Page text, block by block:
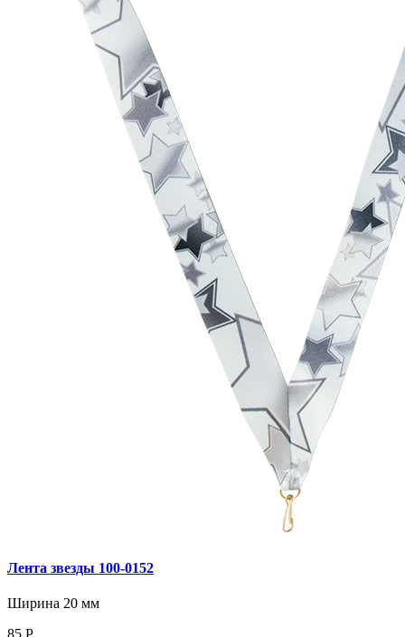
Лента звезды 100‑0152
Ширина 20 мм